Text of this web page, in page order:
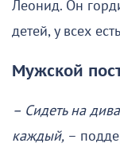
Леонид. Он
детей, у всех
Мужской
– Сидеть на
каждый, –